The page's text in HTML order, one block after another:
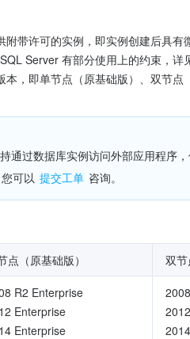
带许可的实例，即实例创建后具
Server 有部分使用上的约束，详
通过数据库实例访问外部应用程序
可以 提交工单 咨询。
点（原基础版） 双节
R2 Enterprise
Enterprise
Enterprise